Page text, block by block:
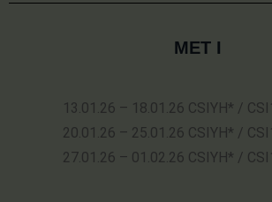
MET I
13.01.26 – 18.01.26 CSIYH* /
20.01.26 – 25.01.26 CSIYH* /
27.01.26 – 01.02.26 CSIYH* /